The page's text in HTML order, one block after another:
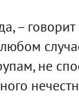
–
не